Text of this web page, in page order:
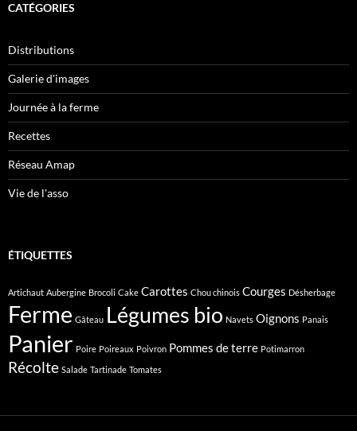
CATÉGORIES
Distributions
Galerie d'images
Journée à la ferme
Recettes
Réseau Amap
Vie de l'asso
ÉTIQUETTES
Artichaut Aubergine Brocoli Cake Carottes Chou chinois Courges Désherbage
Ferme Gâteau Légumes bio Navets Oignons Panais
Panier Poire Poireaux Poivron Pommes de terre Potimarron
Récolte Salade Tartinade Tomates